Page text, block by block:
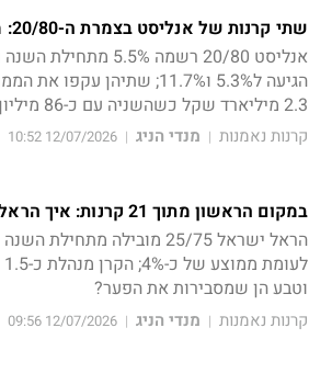
שתי קרנות של אנליסט בצמרת ה-20/80: מה הן עושות אחרת?
הגיעה ל5.3% ו11.7%;
2.3 מיליארד שקל כשהשניה עם כ-86 מיליון שקל בלבד
קרנות נאמנות | מנדי הניג |
12/07/2026 10:52
במקום הראשון מתוך 21 קרנות: איך הראל ישראל 25/75 עושה את זה?
וטבע הן שמסבירות את הפער?
קרנות נאמנות | מנדי הניג |
12/07/2026 09:56